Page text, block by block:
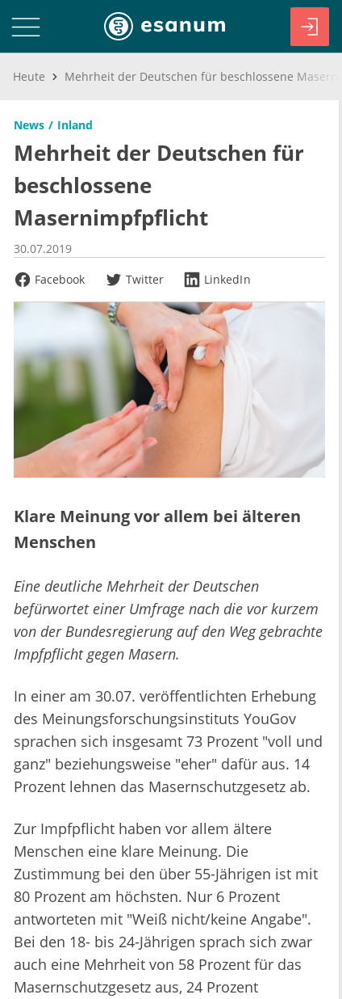
Heute
News Inland
Mehrheit der Deutschen für
beschlossene
Masernimpfpflicht
30.07.2019
Facebook
Twitter LinkedIn
Klare Meinung vor allem bei älteren
Menschen
Eine deutliche Mehrheit der Deutschen
befürwortet einer Umfrage nach die vor kurzem
von der Bundesregierung auf den Weg gebrachte
Impfpflicht gegen Masern.
In einer am 30.07. veröffentlichten Erhebung
des Meinungsforschungsinstituts YouGov
sprachen sich insgesamt 73 Prozent "voll und
ganz" beziehungsweise "eher" dafür aus. 14
Prozent lehnen das Masernschutzgesetz ab.
Zur Impfpflicht haben vor allem ältere
Menschen eine klare Meinung. Die
Zustimmung bei den über 55-Jährigen ist mit
80 Prozent am höchsten. Nur 6 Prozent
antworteten mit "Weiß nicht/keine Angabe".
Bei den 18- bis 24-Jährigen sprach sich zwar
auch eine Mehrheit von 58 Prozent für das
Masernschutzgesetz aus, 24 Prozent